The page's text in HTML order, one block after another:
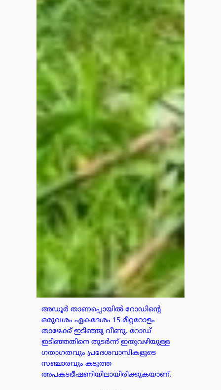
അഡൂർ താണപ്പൊയിൽ റോഡിന്റെ
ഒരുവശം ഏകദേശം 15 മീറ്ററോളം
താഴേക്ക് ഇടിഞ്ഞു വീണു. റോഡ്
ഇടിഞ്ഞതിനെ തുടർന്ന് ഇതുവഴിയുള്ള
ഗതാഗതവും പ്രദേശവാസികളുടെ
സഞ്ചാരവും കടുത്ത
അപകടഭീഷണിയിലായിരിക്കുകയാണ്.